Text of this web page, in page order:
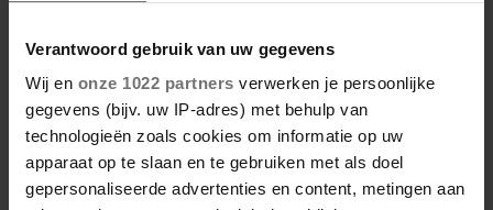
Verantwoord gebruik van uw gegevens
Wij en onze 1022 partners verwerken je persoonlijke
gegevens (bijv. uw IP-adres) met behulp van
technologieën zoals cookies om informatie op uw
apparaat op te slaan en te gebruiken met als doel
gepersonaliseerde advertenties en content, metingen aan
Dít is waarom traplopen zo zwaar
voelt (spoiler: het ligt niet aan je
conditie)
Je wil meer aan je conditie werken of je
stappendoel halen, en dus neem je de trap in
plaats van de roltrap of lift. Maar halverwege
begin je al met hijgen. Dit terwijl je van een half